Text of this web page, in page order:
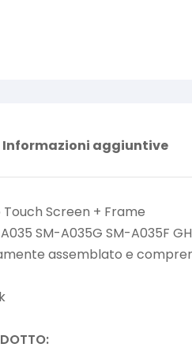
Informazioni aggiuntive
Screen + Frame
SM-A035G SM-A035F
assemblato e